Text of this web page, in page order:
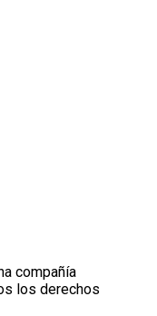
compañía
los derechos